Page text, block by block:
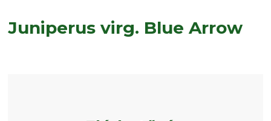
Juniperus virg. Blue Arrow